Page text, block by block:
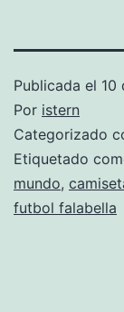
Publicada el 10
Por istern
Categorizado
Etiquetado
mundo,
futbol falabella